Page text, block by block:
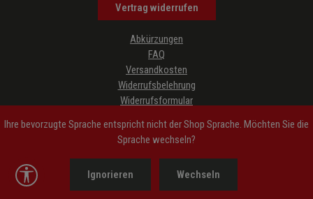
Vertrag widerrufen
Abkürzungen
FAQ
Versandkosten
Widerrufsbelehrung
Widerrufsformular
AGB
Impressum
Hinweise zur Barrierefreiheit
Cookie-Einstellungen
Ihre bevorzugte Sprache entspricht nicht der Shop Sprache. Möchten Sie die
Sprache wechseln?
Ignorieren Wechseln
Werkzeugleiste anzeigen